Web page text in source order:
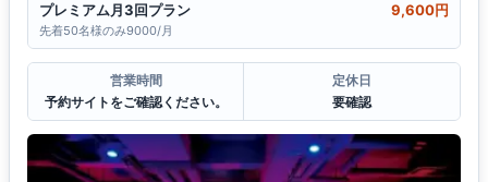
プレミアム月3回プラン 9,600円
先着50名様のみ9000/月
営業時間
予約サイトをご確認ください。
定休日
要確認